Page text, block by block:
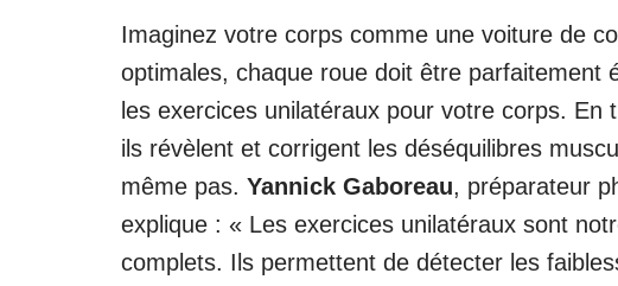
Imaginez votre corps comme une voiture de
optimales, chaque roue doit être parfaitement
les exercices unilatéraux pour votre corps.
ils révèlent et corrigent les déséquilibres
même pas. Yannick Gaboreau, préparateur
explique : « Les exercices unilatéraux sont
complets. Ils permettent de détecter les